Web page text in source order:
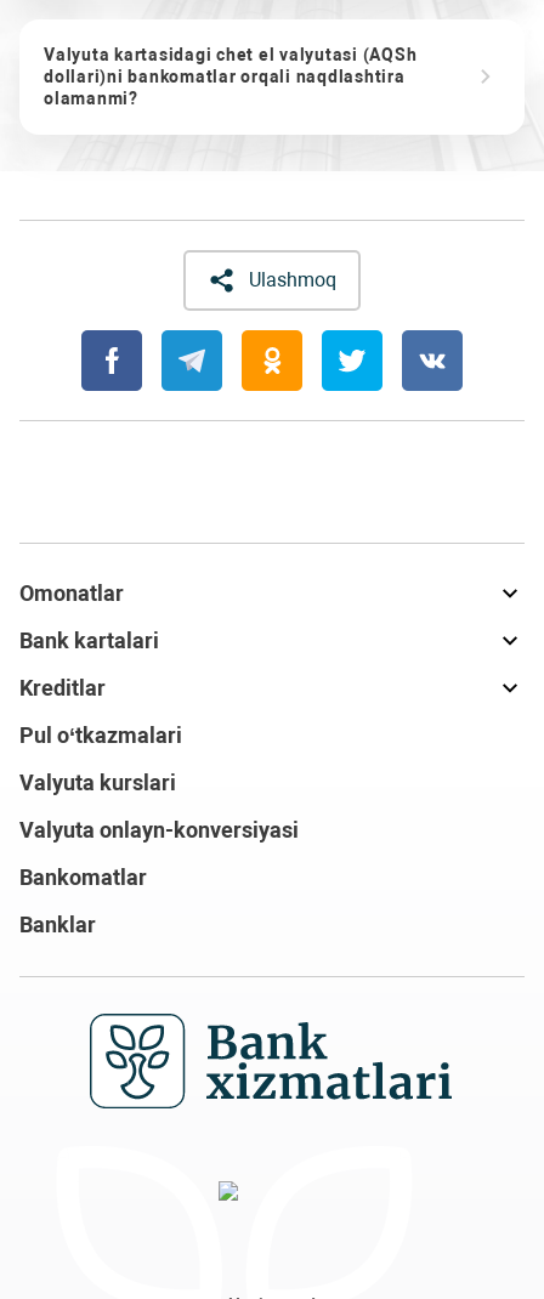
Valyuta kartasidagi chet el valyutasi (AQSh
dollari)ni bankomatlar orqali naqdlashtira
olamanmi?
Ulashmoq
Omonatlar
Bank kartalari
Kreditlar
Pul o‘tkazmalari
Valyuta kurslari
Valyuta onlayn-konversiyasi
Bankomatlar
Banklar